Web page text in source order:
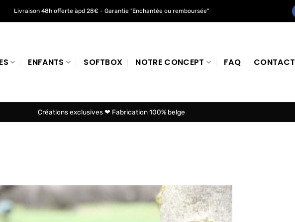
Livraison 48h offerte àpd 28€ - Garantie "Enchantée ou remboursée"
ENFANTS SOFTBOX NOTRE CONCEPT FAQ CONTACT
Créations exclusives ❤ Fabrication 100% belge